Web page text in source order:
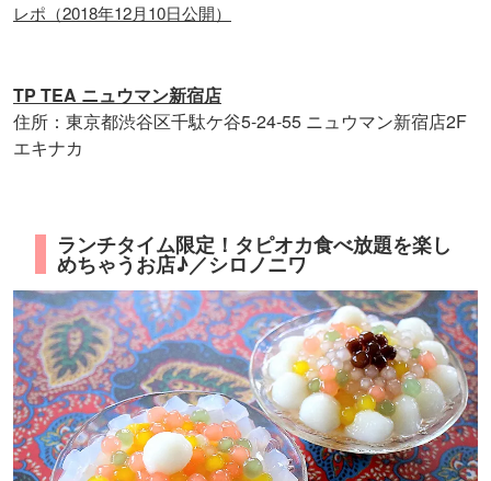
レポ（2018年12月10日公開）
TP TEA ニュウマン新宿店
住所：東京都渋谷区千駄ケ谷5-24-55 ニュウマン新宿店2F
エキナカ
ランチタイム限定！タピオカ食べ放題を楽し
めちゃうお店♪／シロノニワ